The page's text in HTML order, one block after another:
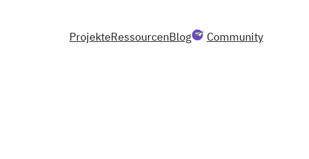
ProjekteRessourcenBlog Community